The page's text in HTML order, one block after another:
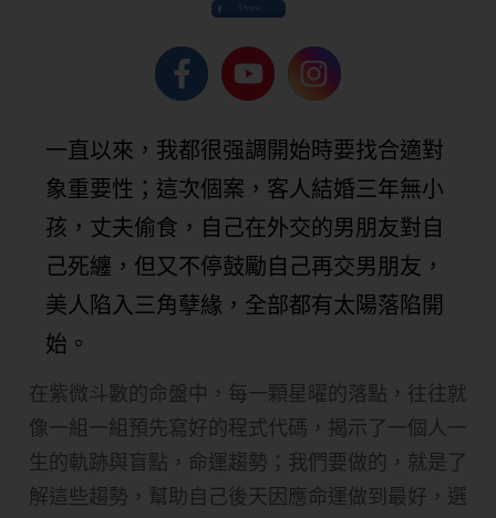
Share
一直以來，我都很强調開始時要找合適對
象重要性；這次個案，客人結婚三年無小
孩，丈夫偷食，自己在外交的男朋友對自
己死纏，但又不停鼓勵自己再交男朋友，
美人陷入三角孽緣，全部都有太陽落陷開
始。
在紫微斗數的命盤中，每一顆星曜的落點，往往就
像一組一組預先寫好的程式代碼，揭示了一個人一
生的軌跡與盲點，命運趨勢；我們要做的，就是了
解這些趨勢，幫助自己後天因應命運做到最好，選